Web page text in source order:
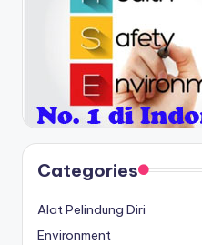
Categories
Alat Pelindung Diri
Environment